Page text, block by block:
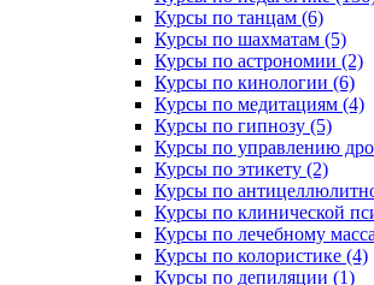
Курсы по танцам (6)
Курсы по шахматам (5)
Курсы по астрономии (2)
Курсы по кинологии (6)
Курсы по медитациям (4)
Курсы по гипнозу (5)
Курсы по управлению
Курсы по этикету (2)
Курсы по
Курсы по клинической
Курсы по лечебному
Курсы по колористике (4)
Курсы по депиляции (1)